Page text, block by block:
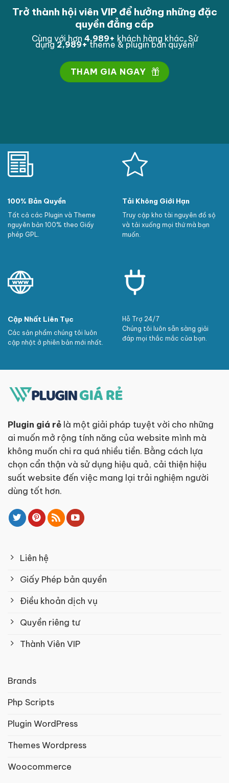
Trở thành hội viên VIP để hưởng những đặc
quyền đẳng cấp
Cùng với hơn 4,993+ khách hàng khác. Sử
dụng2,993+theme & plugin bản quyền!
THAM GIA NGAY
100% Bản Quyền
Tất cả các Plugin và Theme
nguyên bản 100% theo Giấy
phép GPL.
Tải Không Giới Hạn
Truy cập kho tài nguyên đồ sộ
và tải xuống mọi thứ mà bạn
muốn.
Cập Nhất Liên Tục
Các sản phẩm chúng tôi luôn
cập nhật ở phiên bản mới nhất.
Hỗ Trợ 24/7
Chúng tôi luôn sẵn sàng giải
đáp mọi thắc mắc của bạn.
Plugin giá rẻ là một giải pháp tuyệt vời cho những
ai muốn mở rộng tính năng của website mình mà
không muốn chi ra quá nhiều tiền. Bằng cách lựa
chọn cẩn thận và sử dụng hiệu quả, cải thiện hiệu
suất website đến việc mang lại trải nghiệm người
dùng tốt hơn.
Liên hệ
Giấy Phép bản quyền
Điều khoản dịch vụ
Quyền riêng tư
Thành Viên VIP
Brands
Php Scripts
Plugin WordPress
Themes Wordpress
Woocommerce